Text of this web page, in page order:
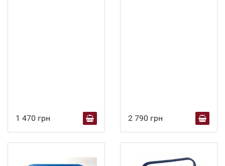
1 470 грн 2 790 грн